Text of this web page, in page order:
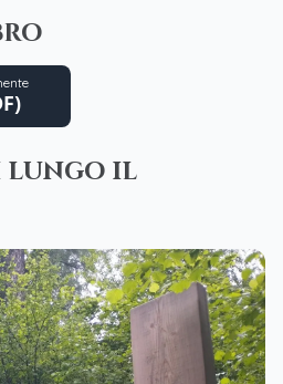
lungo il